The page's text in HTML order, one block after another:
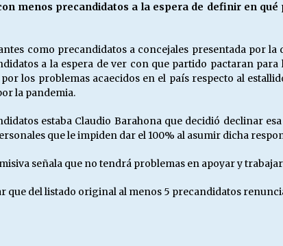
S.O.S. a los ricos, Save Our Souls
(Salvar Nuestras Almas)
menos precandidatos a la espera de definir en
como precandidatos a concejales presentada por
a la espera de ver con que partido pactaran
los problemas acaecidos en el país respecto al
la pandemia.
estaba Claudio Barahona que decidió declinar
que le impiden dar el 100% al asumir dicha
señala que no tendrá problemas en apoyar y
que del listado original al menos 5 precandidatos